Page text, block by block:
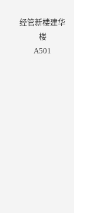
经管新楼建华
楼
A501